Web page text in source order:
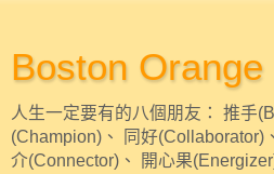
Boston
人生一定要有的八個朋友： 推手
(Champion)、 同好(Collaborator)
介(Connector)、 開心果